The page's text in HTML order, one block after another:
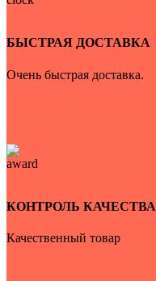
БЫСТРАЯ ДОСТАВКА
Очень быстрая доставка.
КОНТРОЛЬ КАЧЕСТВА
Качественный товар